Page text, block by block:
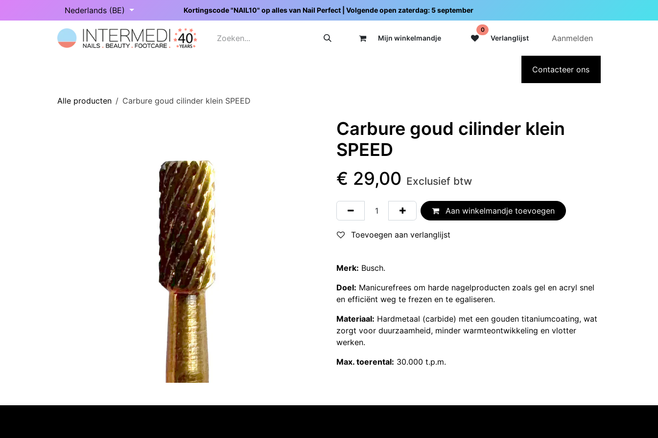
Overslaan naar inhoudNederlands (BE) Kortingscode "NAIL10" op alles van Nail Perfect | Volgende open zaterdag: 5 september
Mijn winkelmandje
0
Verlanglijst Aanmelden
Over IntermediContacteer ons
Alle producten Carbure goud cilinder klein SPEED
Carbure goud cilinder klein
SPEED
Merk: Busch.
Doel: Manicurefrees om harde nagelproducten zoals gel en acryl snel
en efficiënt weg te frezen en te egaliseren.
Materiaal: Hardmetaal (carbide) met een gouden titaniumcoating, wat
zorgt voor duurzaamheid, minder warmteontwikkeling en vlotter
werken.
Max. toerental: 30.000 t.p.m.
€ 29,00 Exclusief btw
Aan winkelmandje toevoegen
Toevoegen aan verlanglijst